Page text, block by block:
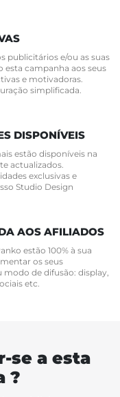
publicitários e/ou as suas
esta campanha aos seus
e motivadoras.
simplificada.
DISPONÍVEIS
estão disponíveis na
actualizados.
exclusivas e
Studio Design
AOS AFILIADOS
estão 100% à sua
os seus
modo de difusão: display,
etc.
se a esta
?